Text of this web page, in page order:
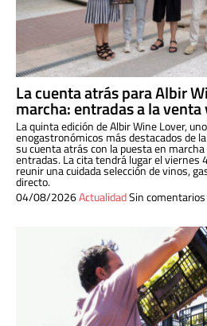
La cuenta atrás para Albir
marcha: entradas a la
La quinta edición de Albir Wine Lover,
enogastronómicos más destacados de
su cuenta atrás con la puesta en
entradas. La cita tendrá lugar el viernes
reunir una cuidada selección de vinos,
directo.
04/08/2026ActualidadSin comentarios